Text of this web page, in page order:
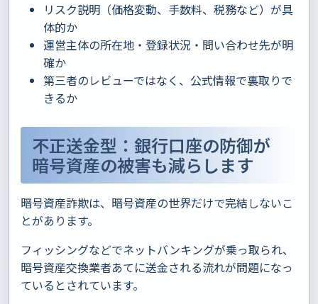
リスク説明（価格変動、手数料、税務など）が具
体的か
運営主体の所在地・登録状況・問い合わせ先が明
確か
第三者のレビューではなく、公式情報で裏取りで
きるか
不正送金型：銀行口座の防御が
暗号資産の被害も減らします
暗号資産詐欺は、暗号資産の世界だけで完結しないこ
とがあります。
フィッシングなどでネットバンキングが乗っ取られ、
暗号資産交換業者あてに送金される流れが問題になっ
ているとされています。